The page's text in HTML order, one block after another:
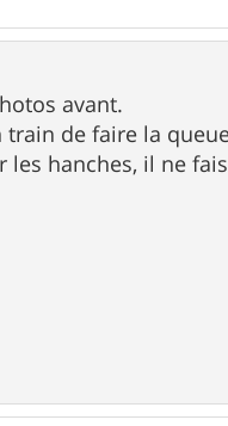
avant.
train de faire la
les hanches, il ne